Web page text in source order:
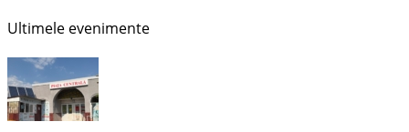
Ultimele evenimente